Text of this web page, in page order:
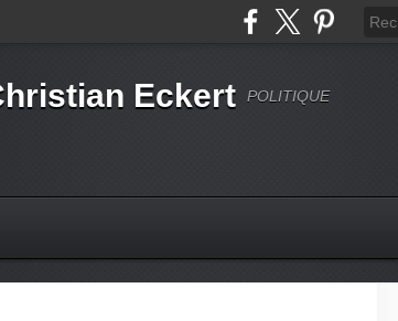
Eckert POLITIQUE